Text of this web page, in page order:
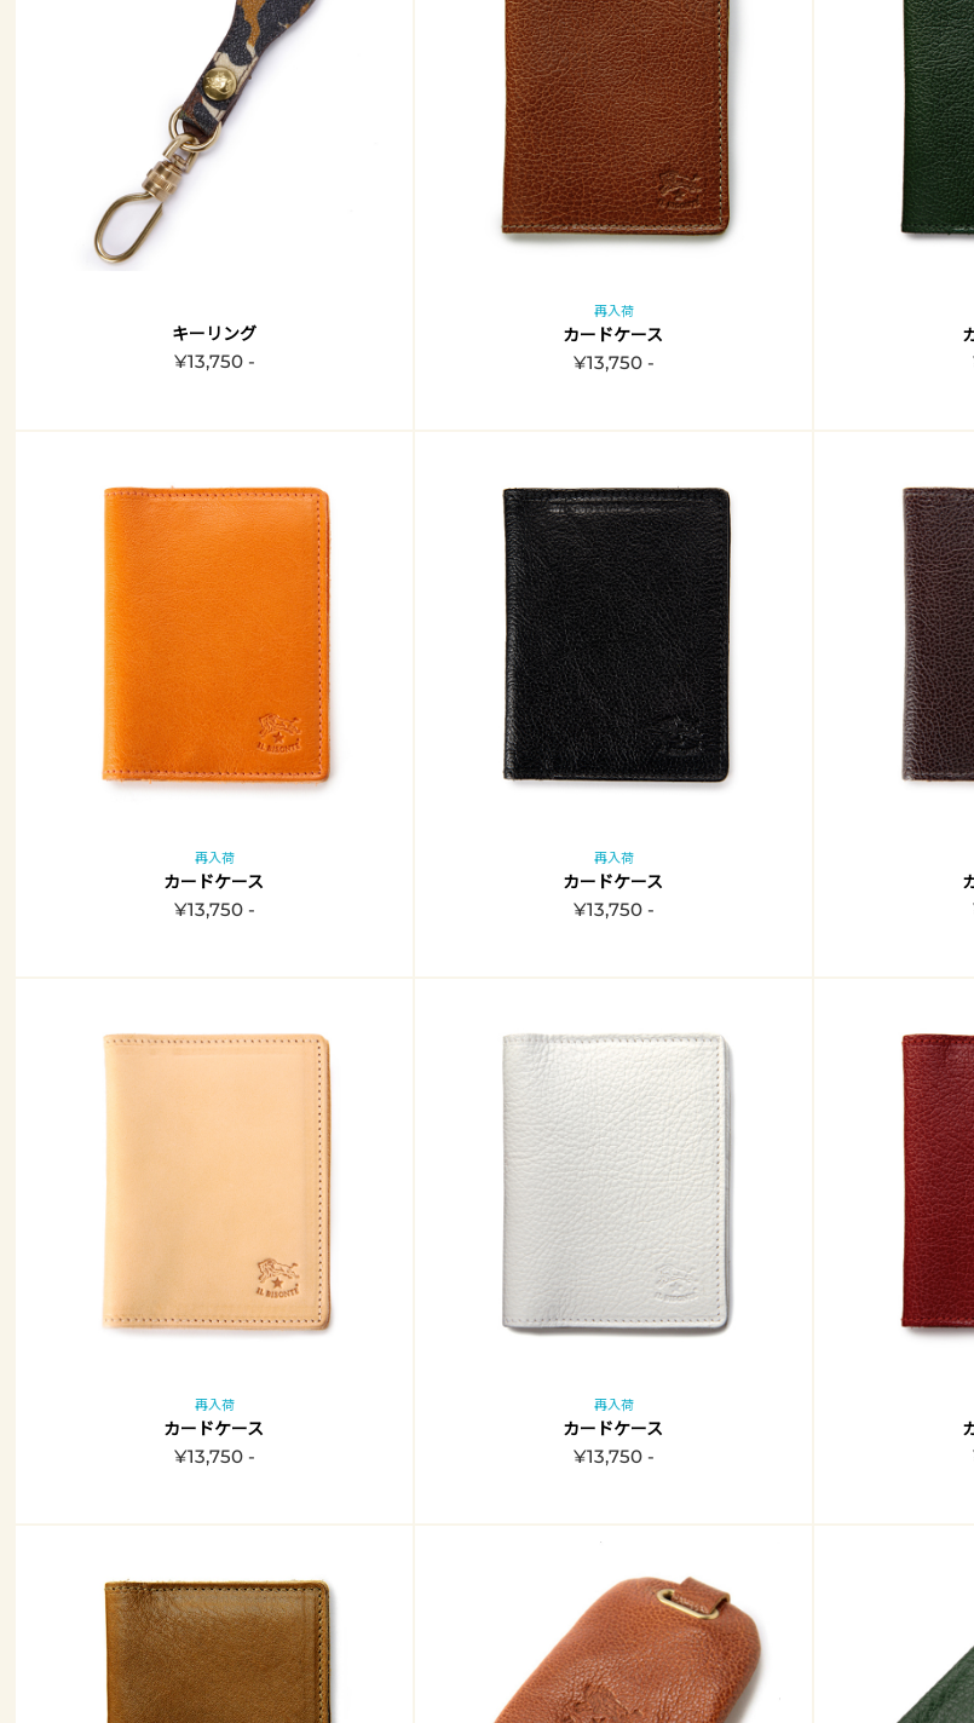
キーリング
¥13,750 -
再入荷
カードケース
¥13,750 -
再入荷
カードケース
¥13,750 -
再入荷
カードケース
¥13,750 -
再入荷
カードケース
¥13,750 -
再入荷
カードケース
¥13,750 -